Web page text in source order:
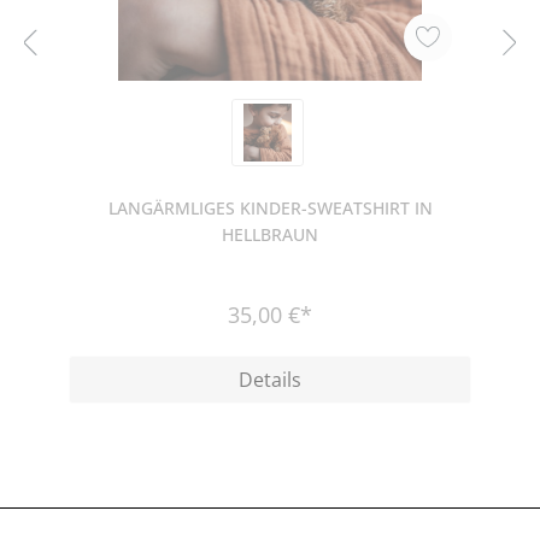
LANGÄRMLIGES KINDER-SWEATSHIRT IN
HELLBRAUN
35,00 €*
Details